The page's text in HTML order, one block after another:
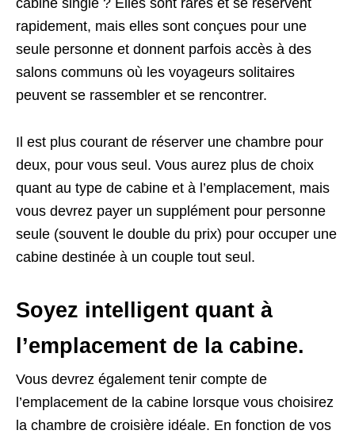
cabine single ? Elles sont rares et se réservent
rapidement, mais elles sont conçues pour une
seule personne et donnent parfois accès à des
salons communs où les voyageurs solitaires
peuvent se rassembler et se rencontrer.
Il est plus courant de réserver une chambre pour
deux, pour vous seul. Vous aurez plus de choix
quant au type de cabine et à l’emplacement, mais
vous devrez payer un supplément pour personne
seule (souvent le double du prix) pour occuper une
cabine destinée à un couple tout seul.
Soyez intelligent quant à
l’emplacement de la cabine.
Vous devrez également tenir compte de
l’emplacement de la cabine lorsque vous choisirez
la chambre de croisière idéale. En fonction de vos